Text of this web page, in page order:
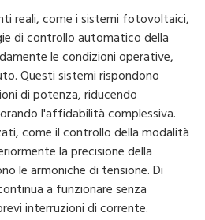
reali, come i sistemi fotovoltaici,
di controllo automatico della
le condizioni operative,
Questi sistemi rispondono
di potenza, riducendo
l'affidabilità complessiva.
come il controllo della modalità
la precisione della
le armoniche di tensione. Di
a funzionare senza
interruzioni di corrente.